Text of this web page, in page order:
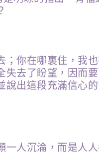
；你在哪裏住，我
去了盼望，因而
出這段充滿信心
一人沉淪，而是人